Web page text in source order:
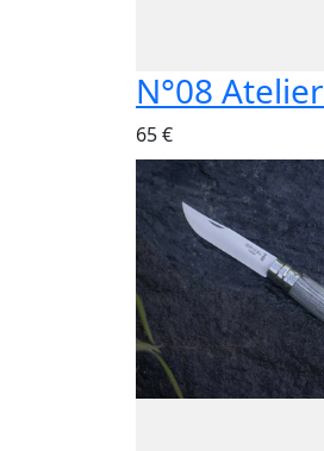
N°08 Atelier
65 €